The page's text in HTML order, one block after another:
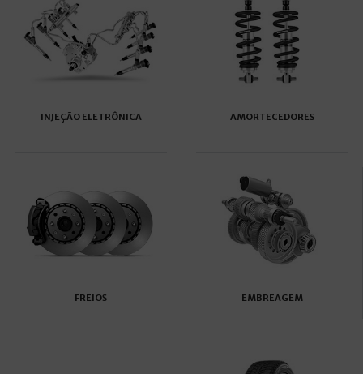
INJEÇÃO ELETRÔNICA AMORTECEDORES
FREIOS EMBREAGEM